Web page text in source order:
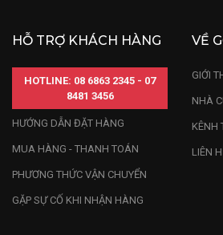
HỖ TRỢ KHÁCH HÀNG
HOTLINE: 08 6863 2345 - 07
8481 3456
HƯỚNG DẪN ĐẶT HÀNG
MUA HÀNG - THANH TOÁN
PHƯƠNG THỨC VẬN CHUYỂN
GẶP SỰ CỐ KHI NHẬN HÀNG
VỀ
GIỚI
NHÀ
KÊNH
LIÊN